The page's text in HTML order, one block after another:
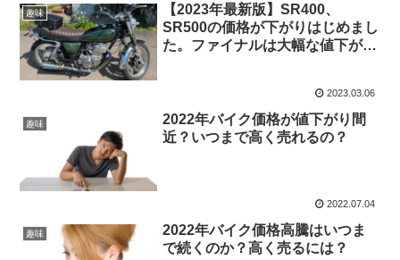
趣味
【2023年最新版】SR400、
SR500の価格が下がりはじめまし
た。ファイナルは大幅な値下がり
2023.03.06
趣味
2022年バイク価格が値下がり間
近？いつまで高く売れるの？
2022.07.04
趣味
2022年バイク価格高騰はいつま
で続くのか？高く売るには？